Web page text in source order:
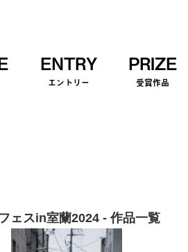
ENTRY
エントリー
PRIZE
受賞作品
ェスin室蘭2024 - 作品一覧